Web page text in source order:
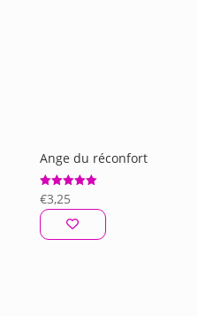
Ange du réconfort
Note
5.00
sur 5
€3,25